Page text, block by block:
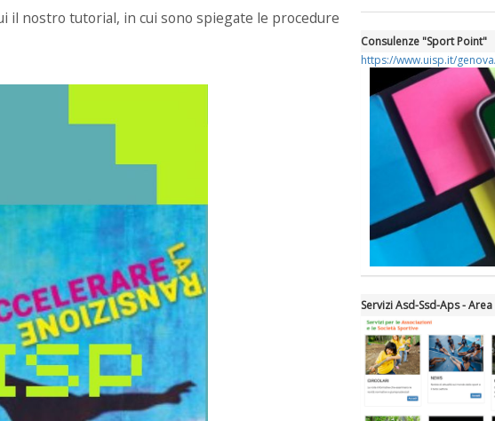
nostro tutorial, in cui sono spiegate le procedure
Consulenze "Sport Point"
https://www.uisp.it/
Servizi Asd-Ssd-Aps -